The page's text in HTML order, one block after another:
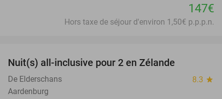
147€
Hors taxe de séjour d'environ 1,50€ p.p.p.n.
Nuit(s) all-inclusive pour 2 en Zélande
De Elderschans 8.3 star
Aardenburg